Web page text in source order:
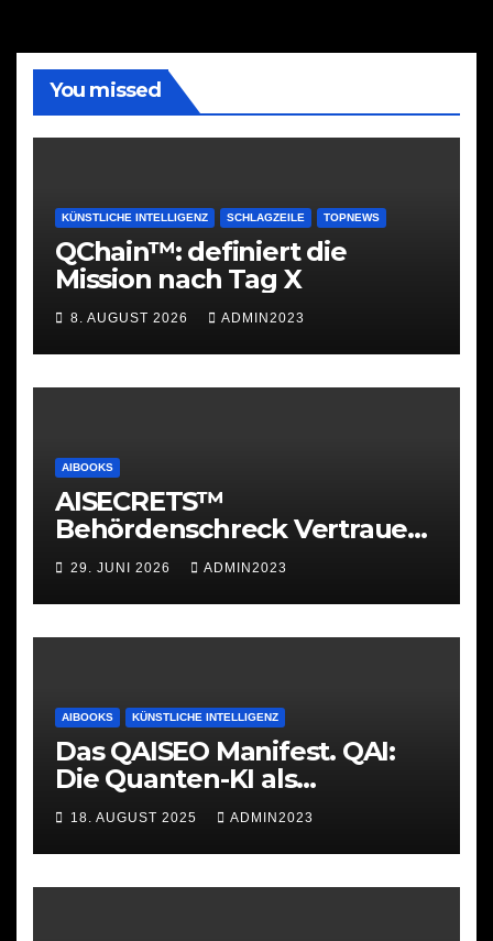
You missed
KÜNSTLICHE INTELLIGENZ SCHLAGZEILE TOPNEWS
QChain™: definiert die
Mission nach Tag X
8. AUGUST 2026 ADMIN2023
AIBOOKS
AISECRETS™
Behördenschreck Vertrauen.
Struktur. Unterstützung.
29. JUNI 2026 ADMIN2023
AIBOOKS KÜNSTLICHE INTELLIGENZ
Das QAISEO Manifest. QAI:
Die Quanten-KI als
Werkzeug
18. AUGUST 2025 ADMIN2023